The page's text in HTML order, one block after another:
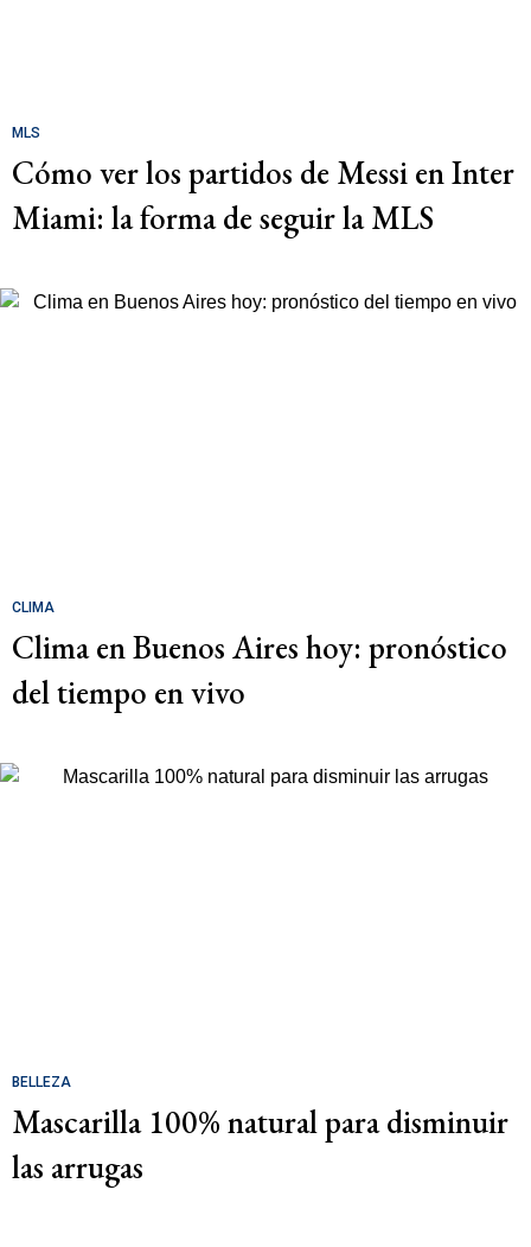
MLS
Cómo ver los partidos de Messi en Inter
Miami: la forma de seguir la MLS
CLIMA
Clima en Buenos Aires hoy: pronóstico
del tiempo en vivo
BELLEZA
Mascarilla 100% natural para disminuir
las arrugas